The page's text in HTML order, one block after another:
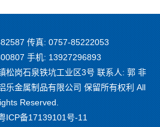
传真: 0757-85222053
手机: 13927296893
松岗石泉铁坑工业区3号 联系人: 郭 非
乐金属制品有限公司 保留所有权利 All
Reserved.
ICP备17139101号-11